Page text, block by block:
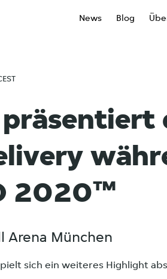
News Blog
2020™
Arena München
sich ein weiteres Highlight